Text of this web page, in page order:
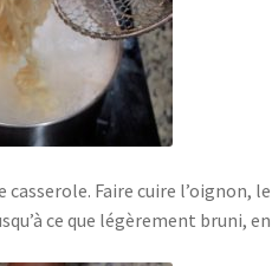
casserole. Faire cuire
ce que légèrement bruni,